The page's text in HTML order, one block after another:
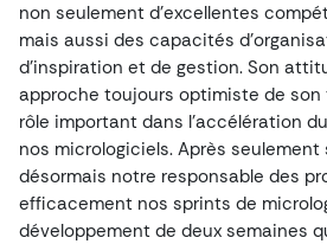
non seulement d’excellentes
mais aussi des capacités
d’inspiration et de gestion. Son
approche toujours optimiste de
rôle important dans l’accélération
nos micrologiciels. Après seulement
désormais notre responsable des
efficacement nos sprints de
développement de deux semaines